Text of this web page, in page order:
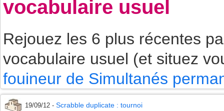
vocabulaire usuel
Rejouez les 6 plus récentes
vocabulaire usuel (et situez
fouineur de Simultanés
19/09/12 - Scrabble duplicate : tournoi